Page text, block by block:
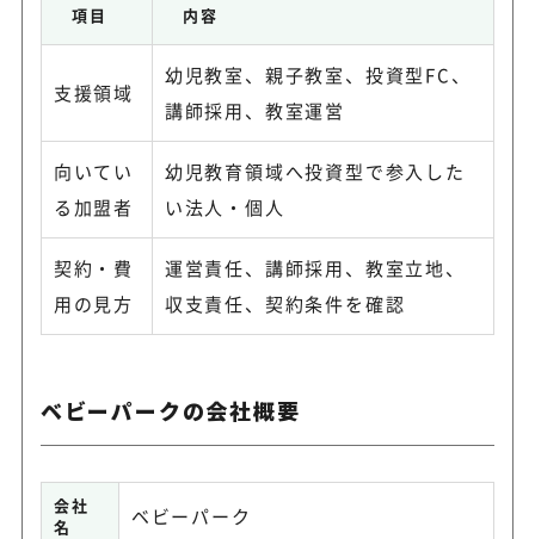
項目 内容
支援領域
幼児教室、親子教室、投資型FC、
講師採用、教室運営
向いてい
る加盟者
幼児教育領域へ投資型で参入した
い法人・個人
契約・費
用の見方
運営責任、講師採用、教室立地、
収支責任、契約条件を確認
ベビーパークの会社概要
会社
名
ベビーパーク